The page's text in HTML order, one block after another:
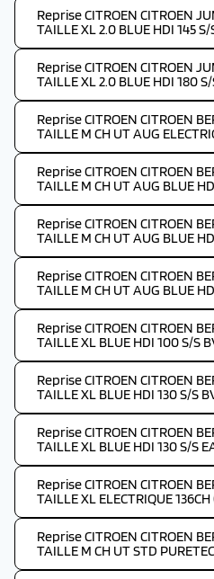
Reprise CITROEN CITROEN
TAILLE XL 2.0 BLUE HDI 145
Reprise CITROEN CITROEN
TAILLE XL 2.0 BLUE HDI 180
Reprise CITROEN CITROEN
TAILLE M CH UT AUG
Reprise CITROEN CITROEN
TAILLE M CH UT AUG BLUE
Reprise CITROEN CITROEN
TAILLE M CH UT AUG BLUE
Reprise CITROEN CITROEN
TAILLE M CH UT AUG BLUE
Reprise CITROEN CITROEN
TAILLE XL BLUE HDI 100 S/S
Reprise CITROEN CITROEN
TAILLE XL BLUE HDI 130 S/S
Reprise CITROEN CITROEN
TAILLE XL BLUE HDI 130 S/S
Reprise CITROEN CITROEN
TAILLE XL ELECTRIQUE
Reprise CITROEN CITROEN
TAILLE M CH UT STD